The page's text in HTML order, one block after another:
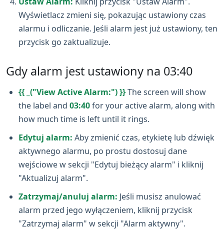
Wyświetlacz zmieni się, pokazując ustawiony czas
alarmu i odliczanie. Jeśli alarm jest już ustawiony, ten
przycisk go zaktualizuje.
Gdy alarm jest ustawiony na 03:40
{{ _("View Active Alarm:") }}The screen will show
the label and 03:40for your active alarm, along with
how much time is left until it rings.
Edytuj alarm: Aby zmienić czas, etykietę lub dźwięk
aktywnego alarmu, po prostu dostosuj dane
wejściowe w sekcji "Edytuj bieżący alarm" i kliknij
"Aktualizuj alarm".
Zatrzymaj/anuluj alarm: Jeśli musisz anulować
alarm przed jego wyłączeniem, kliknij przycisk
"Zatrzymaj alarm" w sekcji "Alarm aktywny".